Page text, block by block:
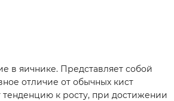
в яичнике. Представляет собой
отличие от обычных кист
тенденцию к росту, при достижении